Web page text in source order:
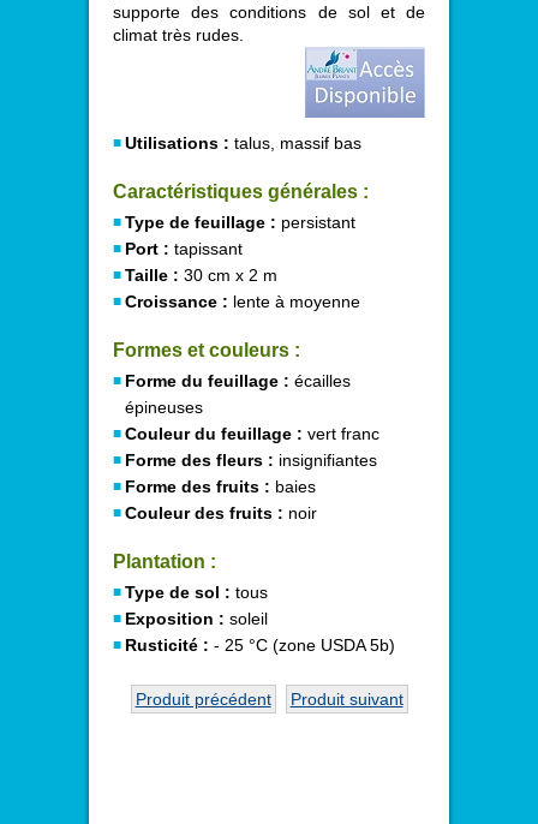
supporte des conditions de sol et de
climat très rudes.
Utilisations : talus, massif bas
Caractéristiques générales :
Type de feuillage : persistant
Port : tapissant
Taille : 30 cm x 2 m
Croissance : lente à moyenne
Formes et couleurs :
Forme du feuillage : écailles
épineuses
Couleur du feuillage : vert franc
Forme des fleurs : insignifiantes
Forme des fruits : baies
Couleur des fruits : noir
Plantation :
Type de sol : tous
Exposition : soleil
Rusticité : - 25 °C (zone USDA 5b)
Produit précédent Produit suivant